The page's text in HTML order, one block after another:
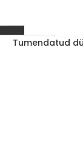
1-3 d.d.
Tumendatud